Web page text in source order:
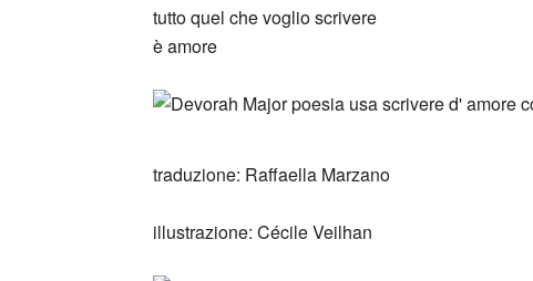
tutto quel che voglio scrivere
è amore
traduzione: Raffaella Marzano
illustrazione: Cécile Veilhan